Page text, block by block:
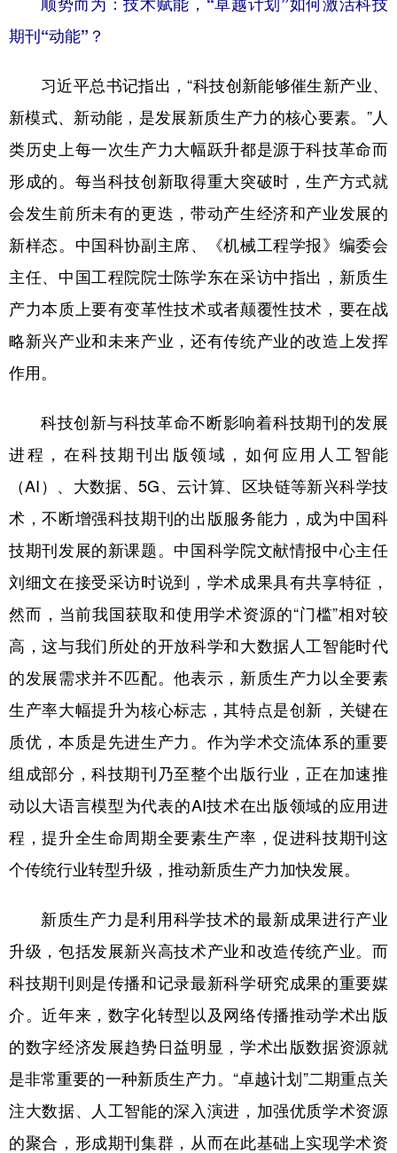
顺势而为：技术赋能，“卓越计划”如何激活科技
期刊“动能”？
习近平总书记指出，“科技创新能够催生新产业、
新模式、新动能，是发展新质生产力的核心要素。”人
类历史上每一次生产力大幅跃升都是源于科技革命而
形成的。每当科技创新取得重大突破时，生产方式就
会发生前所未有的更迭，带动产生经济和产业发展的
新样态。中国科协副主席、《机械工程学报》编委会
主任、中国工程院院士陈学东在采访中指出，新质生
产力本质上要有变革性技术或者颠覆性技术，要在战
略新兴产业和未来产业，还有传统产业的改造上发挥
作用。
科技创新与科技革命不断影响着科技期刊的发展
进程，在科技期刊出版领域，如何应用人工智能
（AI）、大数据、5G、云计算、区块链等新兴科学技
术，不断增强科技期刊的出版服务能力，成为中国科
技期刊发展的新课题。中国科学院文献情报中心主任
刘细文在接受采访时说到，学术成果具有共享特征，
然而，当前我国获取和使用学术资源的“门槛”相对较
高，这与我们所处的开放科学和大数据人工智能时代
的发展需求并不匹配。他表示，新质生产力以全要素
生产率大幅提升为核心标志，其特点是创新，关键在
质优，本质是先进生产力。作为学术交流体系的重要
组成部分，科技期刊乃至整个出版行业，正在加速推
动以大语言模型为代表的AI技术在出版领域的应用进
程，提升全生命周期全要素生产率，促进科技期刊这
个传统行业转型升级，推动新质生产力加快发展。
新质生产力是利用科学技术的最新成果进行产业
升级，包括发展新兴高技术产业和改造传统产业。而
科技期刊则是传播和记录最新科学研究成果的重要媒
介。近年来，数字化转型以及网络传播推动学术出版
的数字经济发展趋势日益明显，学术出版数据资源就
是非常重要的一种新质生产力。“卓越计划”二期重点关
注大数据、人工智能的深入演进，加强优质学术资源
的聚合，形成期刊集群，从而在此基础上实现学术资